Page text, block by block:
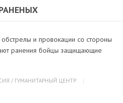
и провокации со стороны
ранения бойцы защищающие
/ ГУМАНИТАРНЫЙ ЦЕНТР